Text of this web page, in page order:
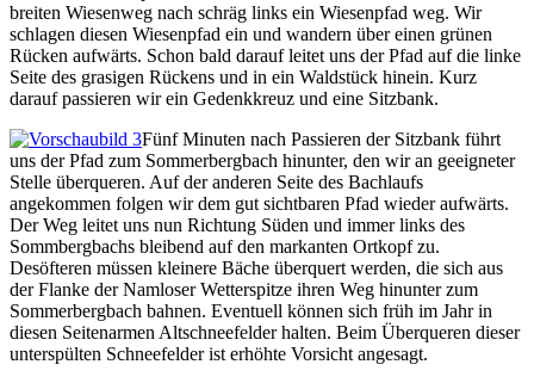
breiten Wiesenweg nach schräg links ein Wiesenpfad weg. Wir
schlagen diesen Wiesenpfad ein und wandern über einen grünen
Rücken aufwärts. Schon bald darauf leitet uns der Pfad auf die linke
Seite des grasigen Rückens und in ein Waldstück hinein. Kurz
darauf passieren wir ein Gedenkkreuz und eine Sitzbank.
Fünf Minuten nach Passieren der Sitzbank führt
uns der Pfad zum Sommerbergbach hinunter, den wir an geeigneter
Stelle überqueren. Auf der anderen Seite des Bachlaufs
angekommen folgen wir dem gut sichtbaren Pfad wieder aufwärts.
Der Weg leitet uns nun Richtung Süden und immer links des
Sommbergbachs bleibend auf den markanten Ortkopf zu.
Desöfteren müssen kleinere Bäche überquert werden, die sich aus
der Flanke der Namloser Wetterspitze ihren Weg hinunter zum
Sommerbergbach bahnen. Eventuell können sich früh im Jahr in
diesen Seitenarmen Altschneefelder halten. Beim Überqueren dieser
unterspülten Schneefelder ist erhöhte Vorsicht angesagt.